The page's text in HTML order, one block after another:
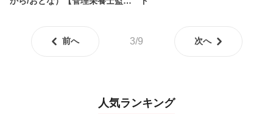
前へ 3/9 次へ
人気ランキング